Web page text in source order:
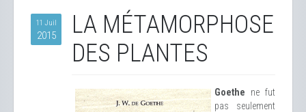
11 Juil
2015
LA MÉTAMORPHOSE
DES PLANTES
Goethe ne fut
pas seulement